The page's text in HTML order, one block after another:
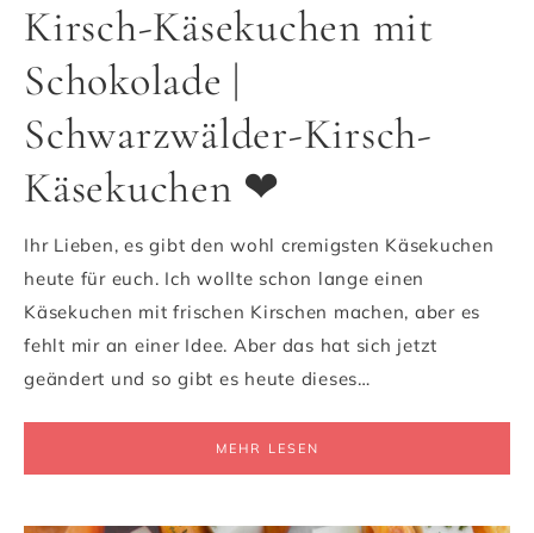
Kirsch-Käsekuchen mit
Schokolade |
Schwarzwälder-Kirsch-
Käsekuchen ❤
Ihr Lieben, es gibt den wohl cremigsten Käsekuchen
heute für euch. Ich wollte schon lange einen
Käsekuchen mit frischen Kirschen machen, aber es
fehlt mir an einer Idee. Aber das hat sich jetzt
geändert und so gibt es heute dieses…
MEHR LESEN